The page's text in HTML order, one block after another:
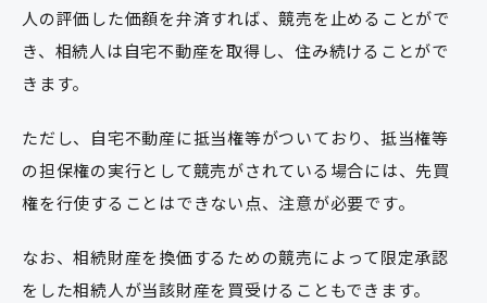
人の評価した価額を弁済すれば、競売を止めることがで
き、相続人は自宅不動産を取得し、住み続けることがで
きます。
ただし、自宅不動産に抵当権等がついており、抵当権等
の担保権の実行として競売がされている場合には、先買
権を行使することはできない点、注意が必要です。
なお、相続財産を換価するための競売によって限定承認
をした相続人が当該財産を買受けることもできます。